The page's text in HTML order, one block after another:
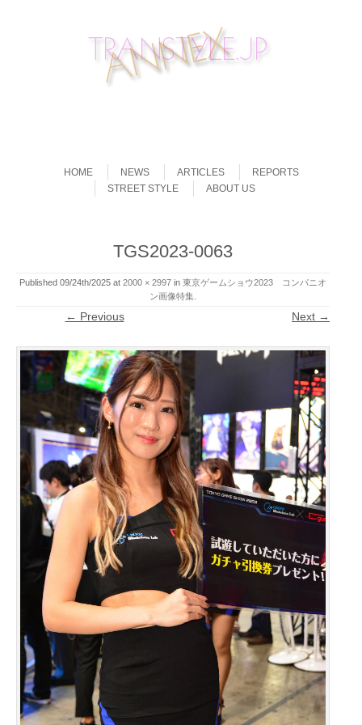
HOME
NEWS ARTICLES
REPORTS
STREET STYLE
ABOUT US
TGS2023-0063
Published 09/24th/2025 at 2000 × 2997 in 東京ゲームショウ2023 コンパニオ
ン画像特集
← Previous Next →